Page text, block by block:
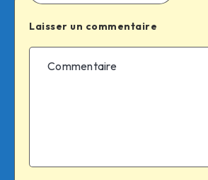
Laisser un commentaire